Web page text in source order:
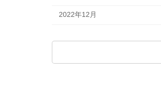
2022年12月
検